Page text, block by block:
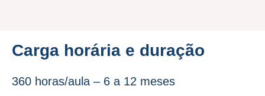
Carga horária e duração
360 horas/aula – 6 a 12 meses